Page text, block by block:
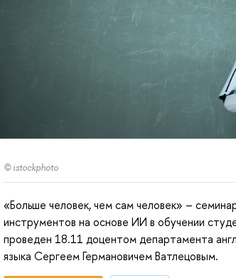
© istockphoto
«Больше человек, чем сам человек» –
инструментов на основе ИИ в обучении
проведен 18.11 доцентом департамента
языка Сергеем Германовичем Ватлецовым.